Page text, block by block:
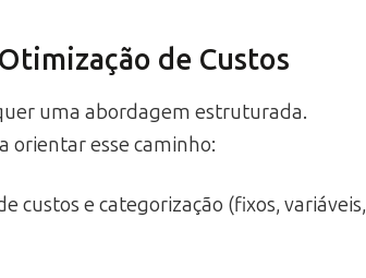
de Custos
uma abordagem estruturada.
orientar esse caminho:
custos e categorização (fixos, variáveis,